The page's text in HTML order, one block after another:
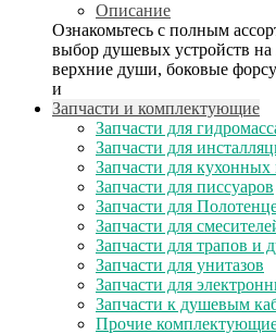
Описание
Ознакомьтесь с полным
выбор душевых устройств
верхние души, боковые
и
Запчасти и комплектующие
Запчасти для
Запчасти для
Запчасти для кухонных
Запчасти для писсуаров
Запчасти для
Запчасти для
Запчасти для трапов и
Запчасти для унитазов
Запчасти для
Запчасти к душевым
Прочие